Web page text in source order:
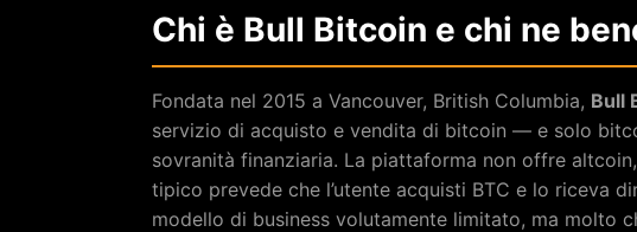
Chi è Bull Bitcoin e chi ne
Fondata nel 2015 a Vancouver, British Columbia, Bull
servizio di acquisto e vendita di bitcoin — e solo
sovranità finanziaria. La piattaforma non offre
tipico prevede che l’utente acquisti BTC e lo riceva
modello di business volutamente limitato, ma molto